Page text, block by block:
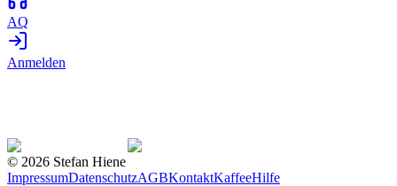
AQ
Anmelden
© 2026 Stefan Hiene
ImpressumDatenschutzAGBKontaktKaffeeHilfe